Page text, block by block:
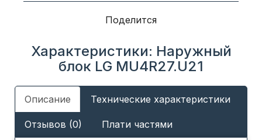
Поделится
Характеристики: Наружный
блок LG MU4R27.U21
Описание Технические характеристики
Отзывов (0) Плати частями